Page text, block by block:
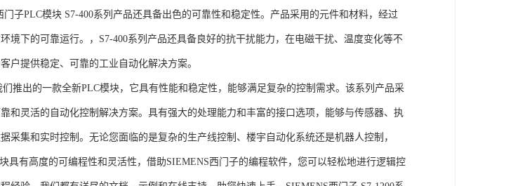
子PLC模块 S7-400系列产品还具备出色的可靠性和稳定性。产品采用的元件和材料，经过
境下的可靠运行。，S7-400系列产品还具备良好的抗干扰能力，在电磁干扰、温度变化等不
户提供稳定、可靠的工业自动化解决方案。
出的一款全新PLC模块，它具有性能和稳定性，能够满足复杂的控制需求。该系列产品采
和灵活的自动化控制解决方案。具有强大的处理能力和丰富的接口选项，能够与传感器、执
采集和实时控制。无论您面临的是复杂的生产线控制、楼宇自动化系统还是机器人控制，
具有高度的可编程性和灵活性，借助SIEMENS西门子的编程软件，您可以轻松地进行逻辑控